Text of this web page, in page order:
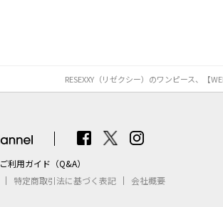
RESEXXY（リゼクシー）のワンピース、【
ご利用ガイド（Q&A）
特定商取引法に基づく表記 会社概要